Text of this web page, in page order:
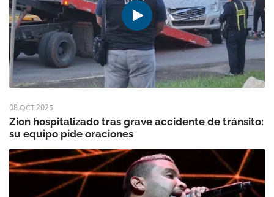
08 OCT 2025
Zion hospitalizado tras grave accidente de tránsito:
su equipo pide oraciones